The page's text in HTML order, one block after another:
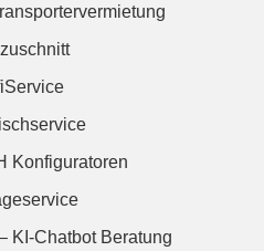
Konfiguratoren
KI-Chatbot Beratung